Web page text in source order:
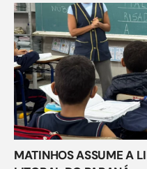
MATINHOS ASSUME A